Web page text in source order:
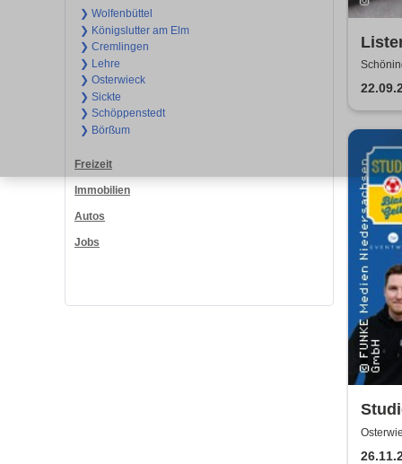
❯ Wolfenbüttel
❯ Königslutter am Elm
❯ Cremlingen
❯ Lehre
❯ Osterwieck
❯ Sickte
❯ Schöppenstedt
❯ Börßum
Freizeit
Immobilien
Autos
Jobs